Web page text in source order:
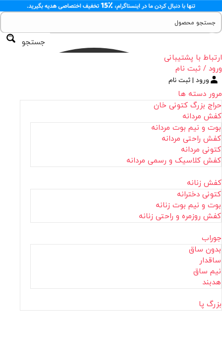
جستجو
ارتباط با پشتیبانی
ورود / ثبت نام
ورود | ثبت نام
مرور دسته ها
حراج بزرگ کتونی خان
کفش مردانه
بوت و نیم بوت مردانه
کفش راحتی مردانه
کتونی مردانه
کفش کلاسیک و رسمی مردانه
کفش زنانه
کتونی دخترانه
بوت و نیم بوت زنانه
کفش روزمره و راحتی زنانه
جوراب
بدون ساق
ساقدار
نیم ساق
هدبند
بزرگ پا